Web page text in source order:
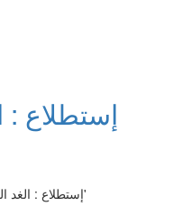
إستطلاع
إستطلاع : الغد المشرق تحتل الصدارة من حيث المشاهدات 'إستطلاع : الغد المشرق تحتل الصدارة من حيث المشاهدات'